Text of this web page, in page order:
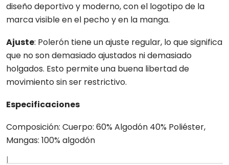
diseño deportivo y moderno, con el logotipo de la
marca visible en el pecho y en la manga.
Ajuste: Polerón tiene un ajuste regular, lo que significa
que no son demasiado ajustados ni demasiado
holgados. Esto permite una buena libertad de
movimiento sin ser restrictivo.
Especificaciones
Composición: Cuerpo: 60% Algodón 40% Poliéster,
Mangas: 100% algodón
|